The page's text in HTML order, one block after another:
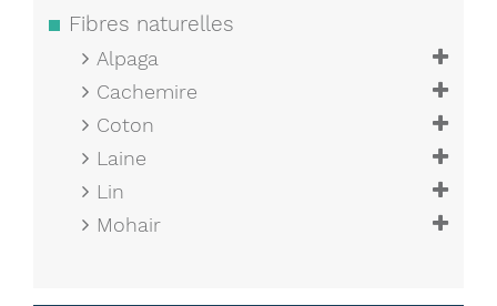
Fibres naturelles
Alpaga
Cachemire
Coton
Laine
Lin
Mohair